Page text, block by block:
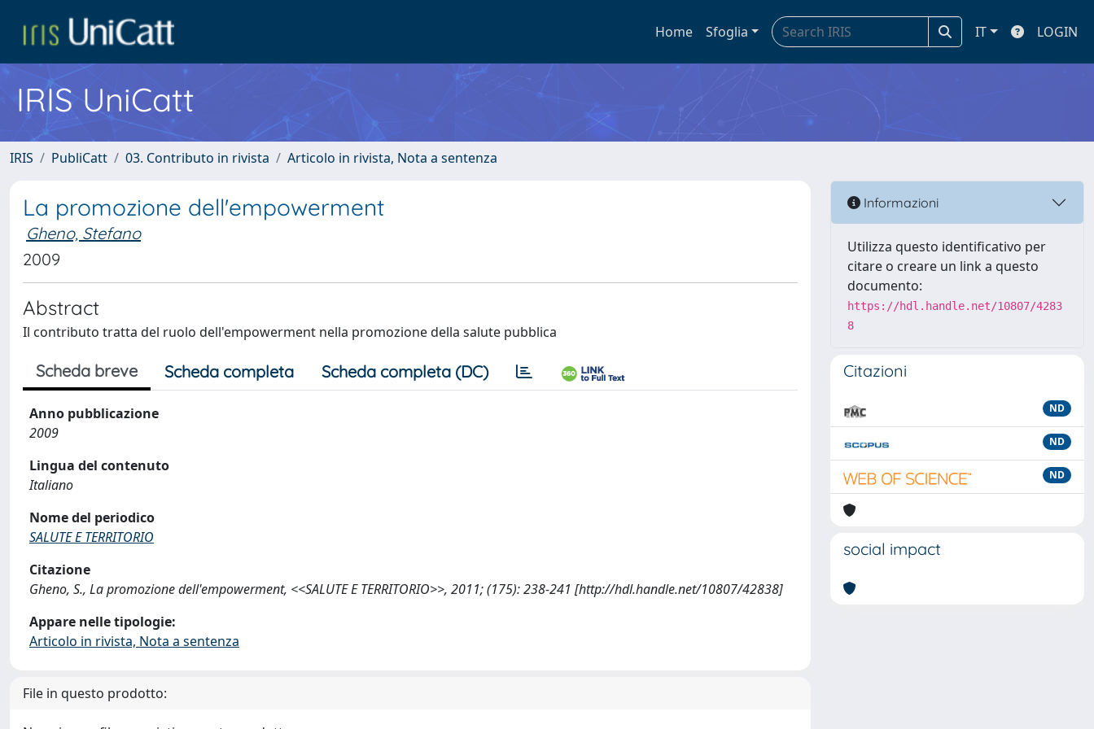
Home Sfoglia IT LOGIN
IRIS UniCatt
IRIS PubliCatt 03. Contributo in rivista Articolo in rivista, Nota a sentenza
La promozione dell'empowerment
Gheno, Stefano
2009
Abstract
Il contributo tratta del ruolo dell'empowerment nella promozione della salute pubblica
Scheda breve Scheda completa Scheda completa (DC)
Anno pubblicazione
2009
Lingua del contenuto
Italiano
Nome del periodico
SALUTE E TERRITORIO
Citazione
Gheno, S., La promozione dell'empowerment, <<SALUTE E TERRITORIO>>, 2011; (175): 238-241 [http://hdl.handle.net/10807/42838]
Appare nelle tipologie:
Articolo in rivista, Nota a sentenza
File in questo prodotto:
Informazioni
Utilizza questo identificativo per
citare o creare un link a questo
documento:
https://hdl.handle.net/10807/4283
8
Citazioni
ND
ND
ND
social impact